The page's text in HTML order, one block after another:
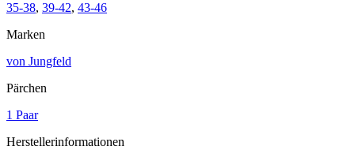
35-38, 39-42, 43-46
Marken
von Jungfeld
Pärchen
1 Paar
Herstellerinformationen